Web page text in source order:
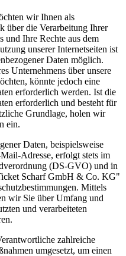
wir Ihnen als
über die Verarbeitung Ihrer
und Ihre Rechte aus dem
unserer Internetseiten ist
Daten möglich.
Unternehmens über unsere
könnte jedoch eine
erforderlich werden. Ist die
erforderlich und besteht für
Grundlage, holen wir
ein.
Daten, beispielsweise
Adresse, erfolgt stets im
(DS-GVO) und in
Scharf GmbH & Co. KG"
Mittels
wir Sie über Umfang und
und verarbeiteten
zahlreiche
umgesetzt, um einen